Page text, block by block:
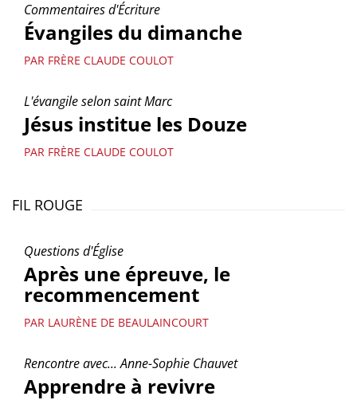
Commentaires d'Écriture
Évangiles du dimanche
PAR FRÈRE CLAUDE COULOT
L'évangile selon saint Marc
Jésus institue les Douze
PAR FRÈRE CLAUDE COULOT
FIL ROUGE
Questions d'Église
Après une épreuve, le
recommencement
PAR LAURÈNE DE BEAULAINCOURT
Rencontre avec... Anne-Sophie Chauvet
Apprendre à revivre